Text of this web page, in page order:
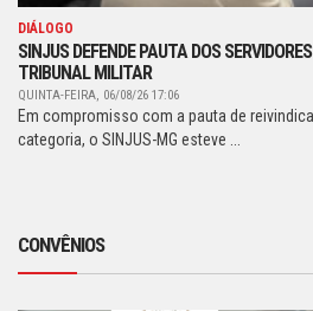
DIÁLOGO
SINJUS DEFENDE PAUTA DOS
TRIBUNAL MILITAR
QUINTA-FEIRA, 06/08/26 17:06
Em compromisso com a pauta de
categoria, o SINJUS-MG esteve ...
CONVÊNIOS